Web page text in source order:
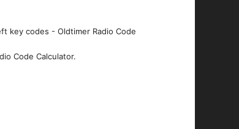
key codes - Oldtimer Radio Code
Code Calculator.